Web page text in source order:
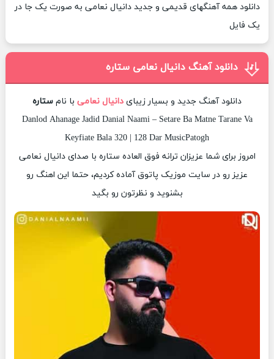
دانلود همه آهنگهای قدیمی و جدید دانیال نعامی به صورت یک جا در
یک فایل
دانلود آهنگ دانیال نعامی ستاره
دانلود آهنگ جدید و بسیار زیبای دانیال نعامی با نام ستاره
Danlod Ahanage Jadid Danial Naami – Setare Ba Matne Tarane Va
Keyfiate Bala 320 | 128 Dar MusicPatogh
امروز برای شما عزیزان ترانه فوق العاده ستاره با صدای دانیال نعامی
عزیز رو در سایت موزیک پاتوق آماده کردیم، حتما این اهنگ رو
بشنوید و نظرتون رو بگید